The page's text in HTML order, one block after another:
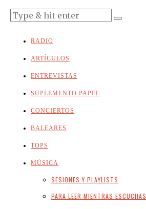
RADIO
ARTÍCULOS
ENTREVISTAS
SUPLEMENTO PAPEL
CONCIERTOS
BALEARES
TOPS
MÚSICA
SESIONES Y PLAYLISTS
PARA LEER MIENTRAS ESCUCHAS